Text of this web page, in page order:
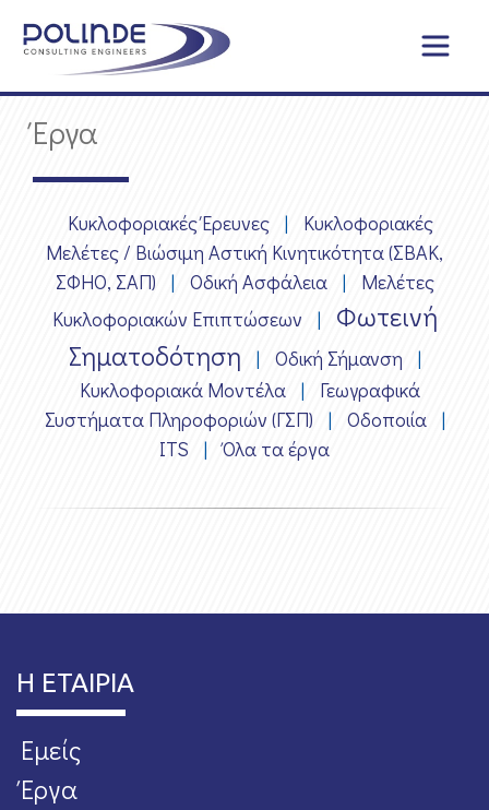
Έργα
Κυκλοφοριακές Έρευνες |
Κυκλοφοριακές
Μελέτες / Βιώσιμη Αστική Κινητικότητα (ΣΒΑΚ,
ΣΦΗΟ, ΣΑΠ)
| Οδική Ασφάλεια |
Μελέτες
Κυκλοφοριακών Επιπτώσεων
|
Φωτεινή
Σηματοδότηση
| Οδική Σήμανση
|
Κυκλοφοριακά Μοντέλα |
Γεωγραφικά
Συστήματα Πληροφοριών (ΓΣΠ)
| Οδοποιία
|
ITS
| Όλα τα έργα
Η ΕΤΑΙΡΙΑ
Εμείς
Έργα